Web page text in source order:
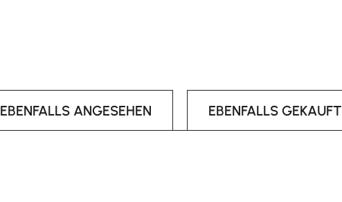
EBENFALLS ANGESEHEN EBENFALLS GEKAUFT